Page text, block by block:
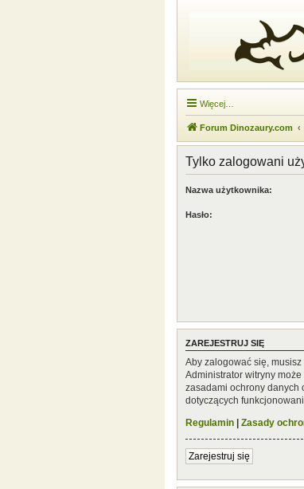
Więcej…
Forum Dinozaury.com
Tylko zalogowani
Nazwa użytkownika:
Hasło:
ZAREJESTRUJ SIĘ
Aby zalogować się,
Administrator witryny
zasadami ochrony danych
dotyczących
Regulamin | Zasady
Zarejestruj się